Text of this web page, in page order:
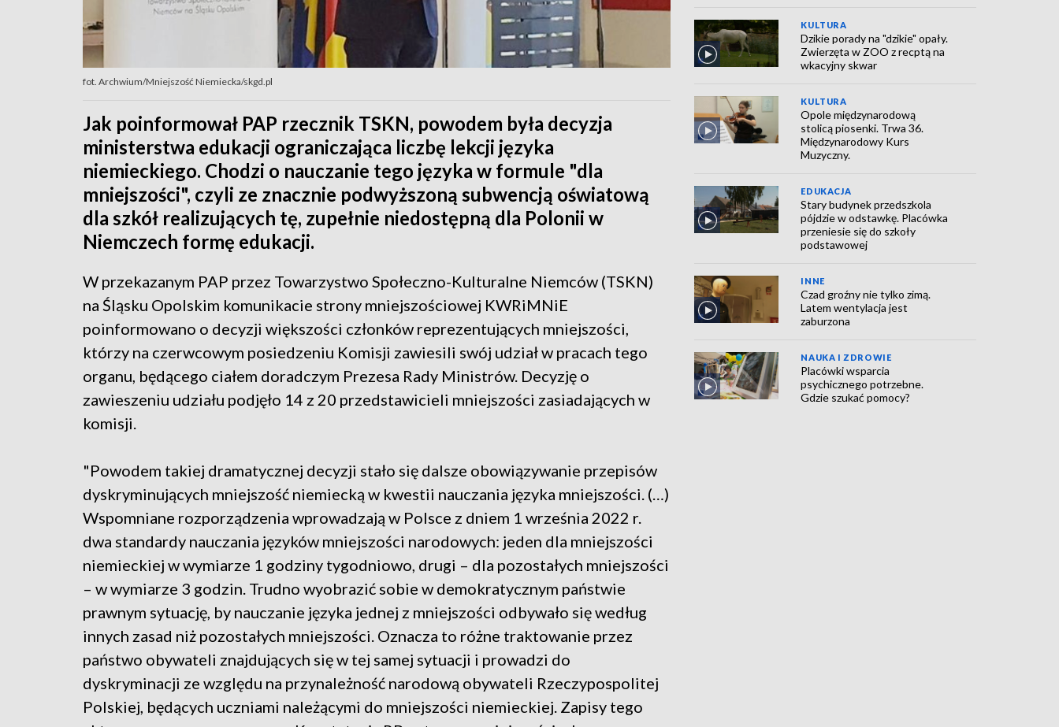
fot. Archwium/Mniejszość Niemiecka/skgd.pl
Jak poinformował PAP rzecznik TSKN, powodem była decyzja
ministerstwa edukacji ograniczająca liczbę lekcji języka
niemieckiego. Chodzi o nauczanie tego języka w formule "dla
mniejszości", czyli ze znacznie podwyższoną subwencją oświatową
dla szkół realizujących tę, zupełnie niedostępną dla Polonii w
Niemczech formę edukacji.
W przekazanym PAP przez Towarzystwo Społeczno-Kulturalne Niemców (TSKN)
na Śląsku Opolskim komunikacie strony mniejszościowej KWRiMNiE
poinformowano o decyzji większości członków reprezentujących mniejszości,
którzy na czerwcowym posiedzeniu Komisji zawiesili swój udział w pracach tego
organu, będącego ciałem doradczym Prezesa Rady Ministrów. Decyzję o
zawieszeniu udziału podjęło 14 z 20 przedstawicieli mniejszości zasiadających w
komisji.
"Powodem takiej dramatycznej decyzji stało się dalsze obowiązywanie przepisów
dyskryminujących mniejszość niemiecką w kwestii nauczania języka mniejszości. (…)
Wspomniane rozporządzenia wprowadzają w Polsce z dniem 1 września 2022 r.
dwa standardy nauczania języków mniejszości narodowych: jeden dla mniejszości
niemieckiej w wymiarze 1 godziny tygodniowo, drugi – dla pozostałych mniejszości
– w wymiarze 3 godzin. Trudno wyobrazić sobie w demokratycznym państwie
prawnym sytuację, by nauczanie języka jednej z mniejszości odbywało się według
innych zasad niż pozostałych mniejszości. Oznacza to różne traktowanie przez
państwo obywateli znajdujących się w tej samej sytuacji i prowadzi do
dyskryminacji ze względu na przynależność narodową obywateli Rzeczypospolitej
Polskiej, będących uczniami należącymi do mniejszości niemieckiej. Zapisy tego
KULTURA
Dzikie porady na "dzikie" opały.
Zwierzęta w ZOO z recptą na
wkacyjny skwar
KULTURA
Opole międzynarodową
stolicą piosenki. Trwa 36.
Międzynarodowy Kurs
Muzyczny.
EDUKACJA
Stary budynek przedszkola
pójdzie w odstawkę. Placówka
przeniesie się do szkoły
podstawowej
INNE
Czad groźny nie tylko zimą.
Latem wentylacja jest
zaburzona
NAUKA I ZDROWIE
Placówki wsparcia
psychicznego potrzebne.
Gdzie szukać pomocy?